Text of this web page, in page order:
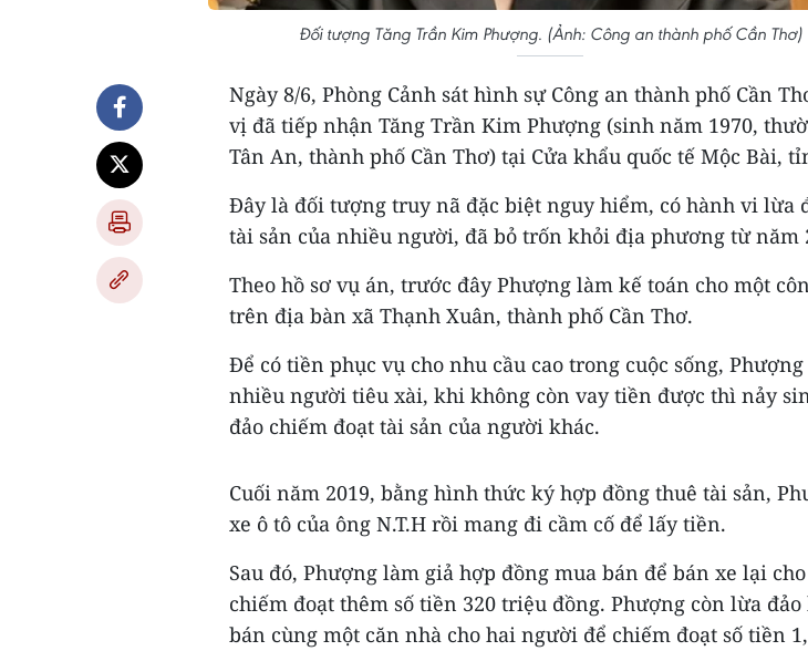
Đối tượng Tăng Trần Kim Phượng. (Ảnh: Công an thành phố Cần Thơ)
Ngày 8/6, Phòng Cảnh sát hình sự Công an thành phố Cần
vị đã tiếp nhận Tăng Trần Kim Phượng (sinh năm 1970,
Tân An, thành phố Cần Thơ) tại Cửa khẩu quốc tế Mộc Bài,
Đây là đối tượng truy nã đặc biệt nguy hiểm, có hành vi lừa
tài sản của nhiều người, đã bỏ trốn khỏi địa phương từ năm
Theo hồ sơ vụ án, trước đây Phượng làm kế toán cho một
trên địa bàn xã Thạnh Xuân, thành phố Cần Thơ.
Để có tiền phục vụ cho nhu cầu cao trong cuộc sống,
nhiều người tiêu xài, khi không còn vay tiền được thì nảy
đảo chiếm đoạt tài sản của người khác.
Cuối năm 2019, bằng hình thức ký hợp đồng thuê tài sản,
xe ô tô của ông N.T.H rồi mang đi cầm cố để lấy tiền.
Sau đó, Phượng làm giả hợp đồng mua bán để bán xe lại
chiếm đoạt thêm số tiền 320 triệu đồng. Phượng còn lừa
bán cùng một căn nhà cho hai người để chiếm đoạt số tiền